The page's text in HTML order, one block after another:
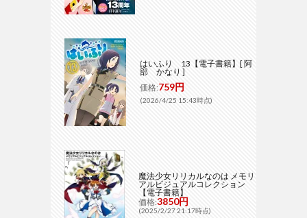
はいふり 13【電子書籍】[ 阿
部 かなり ]
価格:759円
(2026/4/25 15:43時点)
魔法少女リリカルなのは メモリ
アルビジュアルコレクション
【電子書籍】
価格:3850円
(2025/2/27 21:17時点)